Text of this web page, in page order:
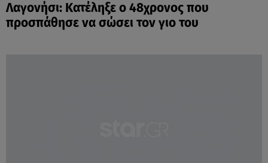
Λαγονήσι: Κατέληξε ο 48χρονος που
προσπάθησε να σώσει τον γιο του